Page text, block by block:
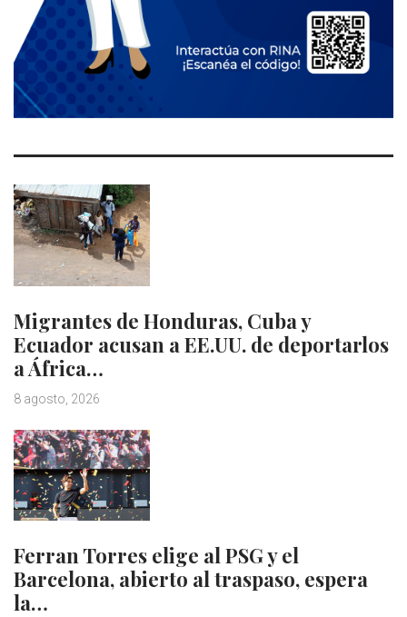
Migrantes de Honduras, Cuba y
Ecuador acusan a EE.UU. de deportarlos
a África…
8 agosto, 2026
Ferran Torres elige al PSG y el
Barcelona, abierto al traspaso, espera
la…